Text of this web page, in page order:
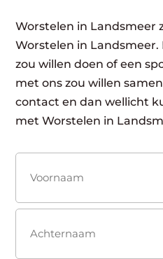
Worstelen in Landsmeer
Worstelen in
zou willen doen of een
met ons zou willen
contact en dan wellicht
met Worstelen in
(Vereist)
Voornaam